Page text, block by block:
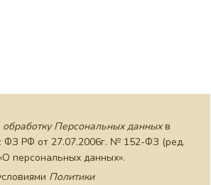
обработку Персональных данныхв
ФЗ РФ от 27.07.2006г. № 152-ФЗ (ред.
персональных данных».
Политики